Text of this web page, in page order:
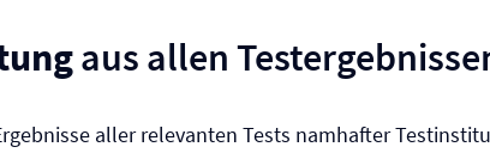
aus allen
aller relevanten Tests namhafter